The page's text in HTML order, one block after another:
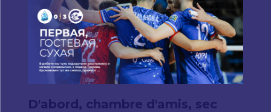
D'abord, chambre d'amis, sec